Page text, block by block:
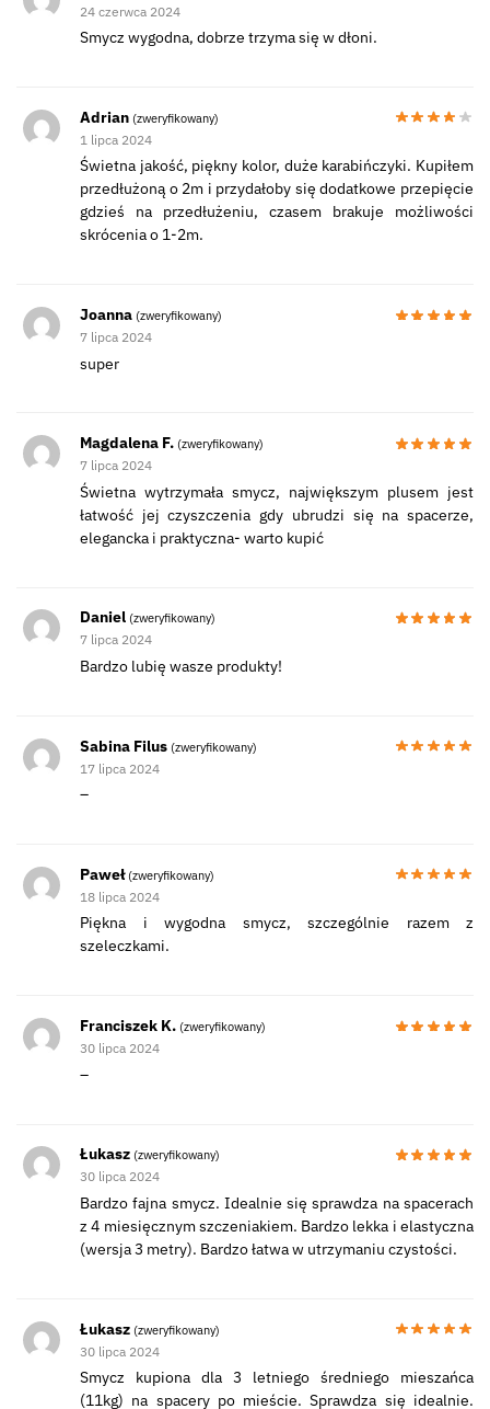
24 czerwca 2024
Smycz wygodna, dobrze trzyma się w dłoni.
Adrian (zweryfikowany)
1 lipca 2024
Świetna jakość, piękny kolor, duże karabińczyki. Kupiłem
przedłużoną o 2m i przydałoby się dodatkowe przepięcie
gdzieś na przedłużeniu, czasem brakuje możliwości
skrócenia o 1-2m.
Joanna (zweryfikowany)
7 lipca 2024
super
Magdalena F. (zweryfikowany)
7 lipca 2024
Świetna wytrzymała smycz, największym plusem jest
łatwość jej czyszczenia gdy ubrudzi się na spacerze,
elegancka i praktyczna- warto kupić
Daniel (zweryfikowany)
7 lipca 2024
Bardzo lubię wasze produkty!
Sabina Filus (zweryfikowany)
17 lipca 2024
–
Paweł (zweryfikowany)
18 lipca 2024
Piękna i wygodna smycz, szczególnie razem z
szeleczkami.
Franciszek K. (zweryfikowany)
30 lipca 2024
–
Łukasz (zweryfikowany)
30 lipca 2024
Bardzo fajna smycz. Idealnie się sprawdza na spacerach
z 4 miesięcznym szczeniakiem. Bardzo lekka i elastyczna
(wersja 3 metry). Bardzo łatwa w utrzymaniu czystości.
Łukasz (zweryfikowany)
30 lipca 2024
Smycz kupiona dla 3 letniego średniego mieszańca
(11kg) na spacery po mieście. Sprawdza się idealnie.